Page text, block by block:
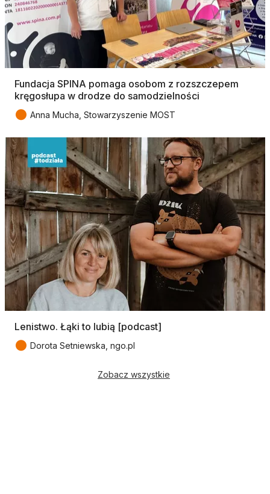
Fundacja SPINA pomaga osobom z rozszczepem
kręgosłupa w drodze do samodzielności
● Anna Mucha, Stowarzyszenie MOST
Lenistwo. Łąki to lubią [podcast]
● Dorota Setniewska, ngo.pl
Zobacz wszystkie